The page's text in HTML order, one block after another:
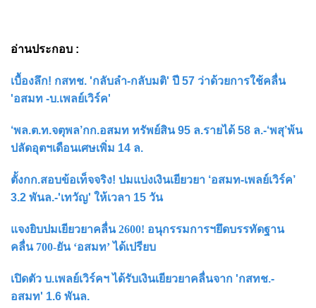
อ่านประกอบ :
เบื้องลึก! กสทช. 'กลับลำ-กลับมติ' ปี 57 ว่าด้วยการใช้คลื่น
'อสมท -บ.เพลย์เวิร์ค'
‘พล.ต.ท.จตุพล’กก.อสมท ทรัพย์สิน 95 ล.รายได้ 58 ล.-‘พสุ’พ้น
ปลัดอุตฯเดือนเศษเพิ่ม 14 ล.
ตั้งกก.สอบข้อเท็จจริง! ปมแบ่งเงินเยียวยา ‘อสมท-เพลย์เวิร์ค’
3.2 พันล.-'เทวัญ' ให้เวลา 15 วัน
แจงยิบปมเยียวยาคลื่น 2600! อนุกรรมการฯยึดบรรทัดฐาน
คลื่น 700-ยัน ‘อสมท’ ได้เปรียบ
เปิดตัว บ.เพลย์เวิร์คฯ ได้รับเงินเยียวยาคลื่นจาก 'กสทช.-
อสมท' 1.6 พันล.